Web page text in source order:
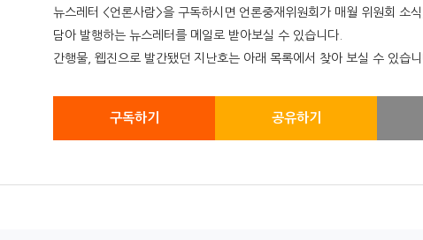
뉴스레터 <언론사람>을 구독하시면 언론중재위원회가 매월 위원회 소
담아 발행하는 뉴스레터를 메일로 받아보실 수 있습니다.
간행물, 웹진으로 발간됐던 지난호는 아래 목록에서 찾아 보실 수 있습니
구독하기 공유하기